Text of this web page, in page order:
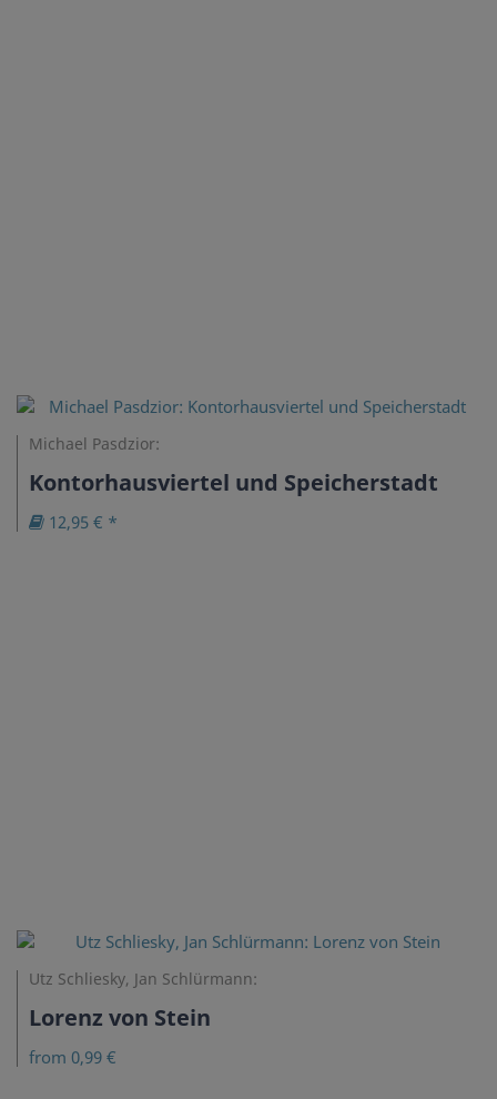
Michael Pasdzior:
Kontorhausviertel und Speicherstadt
12,95 € *
Utz Schliesky, Jan Schlürmann:
Lorenz von Stein
from 0,99 €